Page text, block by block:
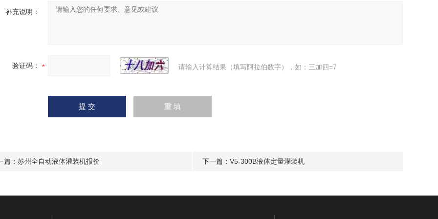
补充说明：
验证码： 请输入计算结果（填写阿拉伯数字），如：三加四=7
篇： 苏州全自动液体灌装机报价 下一篇： V5-300B液体定量灌装机